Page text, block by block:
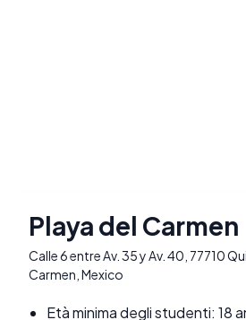
Playa del Carmen
Calle 6 entre Av. 35 y Av. 40, 77710
Carmen, Mexico
Età minima degli studenti: 18